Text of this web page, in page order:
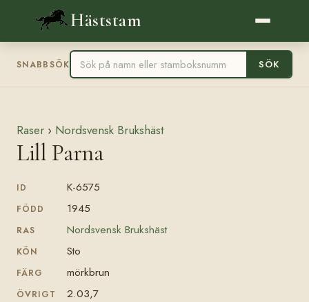
Häststam
SNABBSÖK SÖK
Raser › Nordsvensk Brukshäst
Lill Parna
ID K-6575
FÖDD 1945
RAS Nordsvensk Brukshäst
KÖN Sto
FÄRG mörkbrun
ÖVRIGT
2.03,7